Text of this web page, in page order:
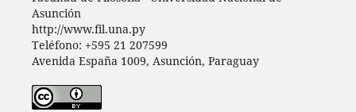
Asunción
http://www.fil.una.py
Teléfono: +595 21 207599
Avenida España 1009, Asunción, Paraguay